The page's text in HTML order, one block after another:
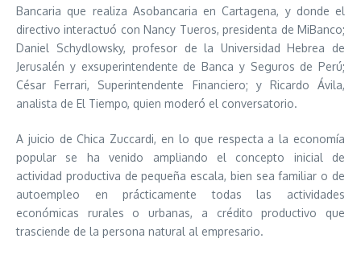
Bancaria que realiza Asobancaria en Cartagena, y donde el
directivo interactuó con Nancy Tueros, presidenta de MiBanco;
Daniel Schydlowsky, profesor de la Universidad Hebrea de
Jerusalén y exsuperintendente de Banca y Seguros de Perú;
César Ferrari, Superintendente Financiero; y Ricardo Ávila,
analista de El Tiempo, quien moderó el conversatorio.
A juicio de Chica Zuccardi, en lo que respecta a la economía
popular se ha venido ampliando el concepto inicial de
actividad productiva de pequeña escala, bien sea familiar o de
autoempleo en prácticamente todas las actividades
económicas rurales o urbanas, a crédito productivo que
trasciende de la persona natural al empresario.